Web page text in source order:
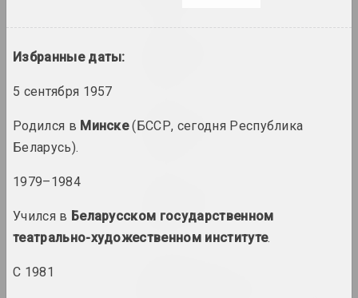
Walera Martynchik.
Catalogue 2
Catalogue 3
Избранные даты:
5 сентября 1957
Родился в Минске(БССР, сегодня Республика
Беларусь).
1979–1984
Учился в Беларусском государственном
театрально-художественном институте.
С 1981